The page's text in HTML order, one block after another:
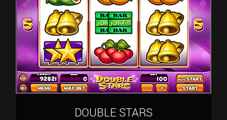
DOUBLE STARS